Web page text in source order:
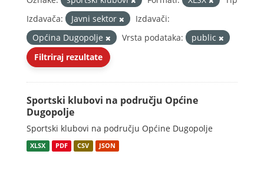
Izdavača:
Javni sektor
Izdavači:
Općina Dugopolje
Vrsta podataka:
public
Filtriraj rezultate
Sportski klubovi na području Općine
Dugopolje
Sportski klubovi na području Općine Dugopolje
XLSX PDF CSV JSON